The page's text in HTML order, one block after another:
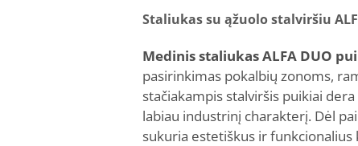
Staliukas su ąžuolo stalviršiu
Medinis staliukas ALFA DUO
pasirinkimas pokalbių zonoms,
stačiakampis stalviršis puikiai
labiau industrinį charakterį. Dėl
sukuria estetiškus ir